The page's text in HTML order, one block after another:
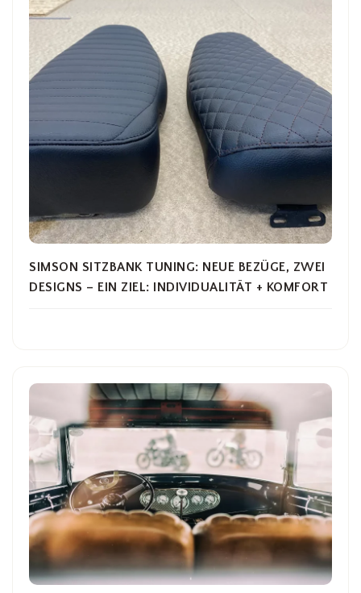
SIMSON SITZBANK TUNING: NEUE BEZÜGE, ZWEI
DESIGNS – EIN ZIEL: INDIVIDUALITÄT + KOMFORT